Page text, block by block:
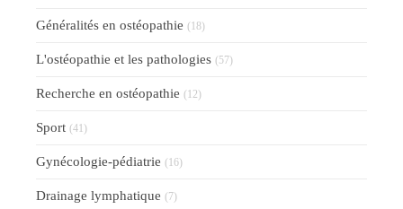
Généralités en ostéopathie (18)
L'ostéopathie et les pathologies (57)
Recherche en ostéopathie (12)
Sport (41)
Gynécologie-pédiatrie (16)
Drainage lymphatique (7)